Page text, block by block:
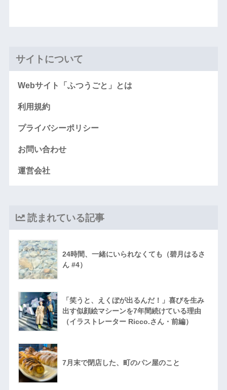
サイトについて
Webサイト「ふつうごと」とは
利用規約
プライバシーポリシー
お問い合わせ
運営会社
読まれている記事
24時間、一緒にいられなくても（碧月はるさ
ん #4）
「笑うと、えくぼが出るんだ！」喜びを生み
出す似顔絵マシーンを7年間続けている理由
（イラストレーター Ricco.さん・前編）
7月末で閉店した、町のパン屋のこと